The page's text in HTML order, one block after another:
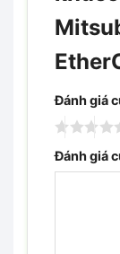
Đánh giá
Đánh giá